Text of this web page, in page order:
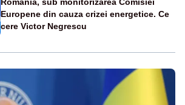
Europene din cauza crizei energetice. Ce
cere Victor Negrescu